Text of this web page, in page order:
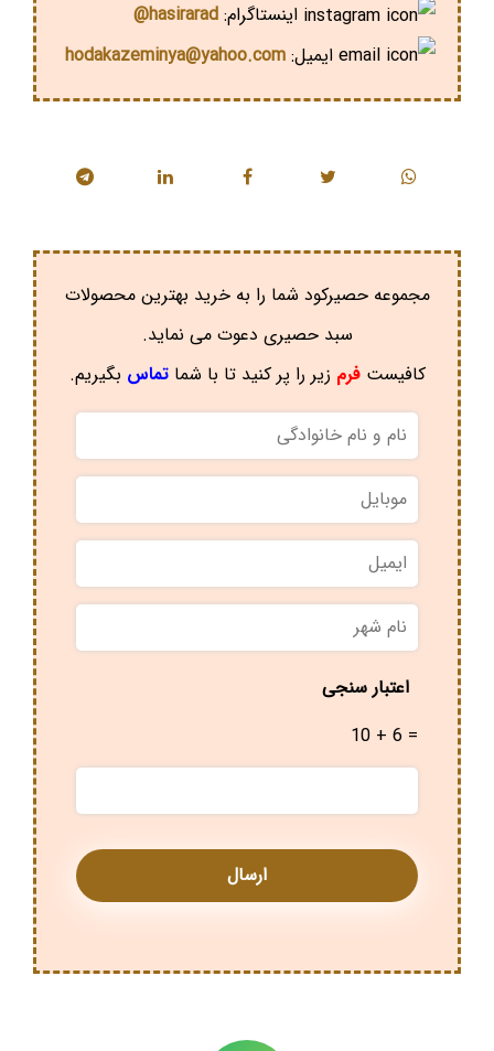
اینستاگرام: hasirarad@
ایمیل: hodakazeminya@yahoo.com
مجموعه حصیرکود شما را به خرید بهترین محصولات
سبد حصیری دعوت می نماید.
کافیستفرم زیر را پر کنید تا با شماتماس بگیریم.
نام
و
نام
خانوادگی
موبایل
ایمیل
نام
شهر *
اعتبار سنجی
10 + 6 =